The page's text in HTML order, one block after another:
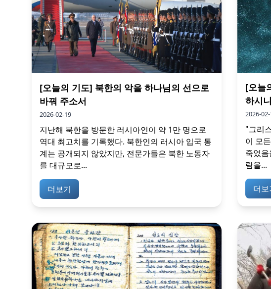
[오늘의 기도] 북한의 악을 하나님의 선으로
바꿔 주소서
2026-02-19
지난해 북한을 방문한 러시아인이 약 1만 명으로
역대 최고치를 기록했다. 북한인의 러시아 입국 통
계는 공개되지 않았지만, 전문가들은 북한 노동자
를 대규모로...
더보기
[오늘
하시
2026-
"그리
이 모
죽었
람을...
더보